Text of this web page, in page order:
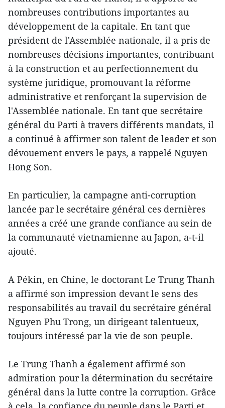
nombreuses contributions importantes au
développement de la capitale. En tant que
président de l'Assemblée nationale, il a pris de
nombreuses décisions importantes, contribuant
à la construction et au perfectionnement du
système juridique, promouvant la réforme
administrative et renforçant la supervision de
l'Assemblée nationale. En tant que secrétaire
général du Parti à travers différents mandats, il
a continué à affirmer son talent de leader et son
dévouement envers le pays, a rappelé Nguyen
Hong Son.
En particulier, la campagne anti-corruption
lancée par le secrétaire général ces dernières
années a créé une grande confiance au sein de
la communauté vietnamienne au Japon, a-t-il
ajouté.
A Pékin, en Chine, le doctorant Le Trung Thanh
a affirmé son impression devant le sens des
responsabilités au travail du secrétaire général
Nguyen Phu Trong, un dirigeant talentueux,
toujours intéressé par la vie de son peuple.
Le Trung Thanh a également affirmé son
admiration pour la détermination du secrétaire
général dans la lutte contre la corruption. Grâce